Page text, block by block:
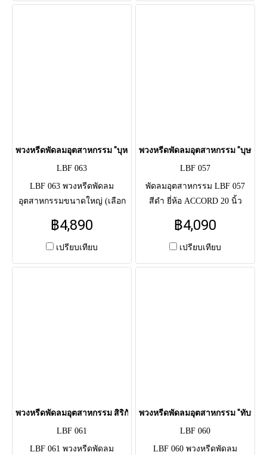
พวงหรีดพัดลมอุตสาหกรรม "บุหงารำไพ" (LBF 063)
LBF 063
LBF 063 พวงหรีดพัดลม
อุตสาหกรรมขนาดใหญ่ (เลือก
ดอกไม้สด ทรงเสี้ยวพระจันทร์
โทนม่วง-ชมพู ผูกริบบิ้นกรมท่า
฿4,890
เปรียบเทียบ
พวงหรีดพัดลมอุตสาหกรรม "บุษบงก
LBF 057
พัดลมอุตสาหกรรม LBF 057
สีดำ ยี่ห้อ ACCORD 20 นิ้ว
จัด ดอกไม้สด โทนชมพู-ม่วง-
ขาว (คาร์เนชั่น, เบญจมาศ) ผูก
฿4,090
เปรียบเทียบ
พวงหรีดพัดลมอุตสาหกรรม สิริกัลยา (LBF 061)
LBF 061
LBF 061 พวงหรีดพัดลม
พวงหรีดพัดลมอุตสาหกรรม "ทับทิมส
LBF 060
LBF 060 พวงหรีดพัดลม